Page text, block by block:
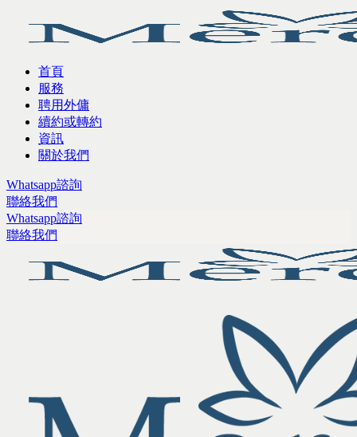
首頁
服務
聘用外傭
續約或轉約
資訊
關於我們
Whatsapp諮詢
聯絡我們
Whatsapp諮詢
聯絡我們